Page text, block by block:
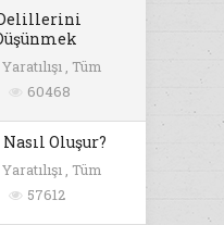
Delillerini
, Tüm
60468
Oluşur?
, Tüm
57612